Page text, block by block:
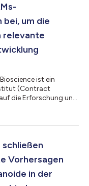
um die
relevante
ist ein
(Contract
die Erforschung und
Path Institute (C-
und behördlichen
schließen
Vorhersagen
in der